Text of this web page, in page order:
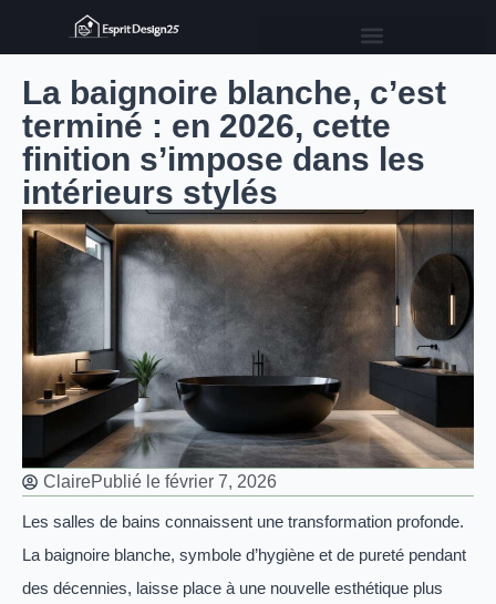
La baignoire blanche, c’est
terminé : en 2026, cette
finition s’impose dans les
intérieurs stylés
ClairePublié le février 7, 2026
Les salles de bains connaissent une transformation profonde.
La baignoire blanche, symbole d’hygiène et de pureté pendant
des décennies, laisse place à une nouvelle esthétique plus